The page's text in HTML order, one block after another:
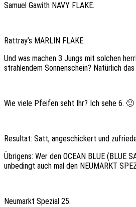
Samuel Gawith NAVY FLAKE.
Rattray’s MARLIN FLAKE.
Und was machen 3 Jungs mit solchen
strahlendem Sonnenschein? Natürlich das
Wie viele Pfeifen seht Ihr? Ich sehe 6.
Resultat: Satt, angeschickert und
Übrigens: Wer den OCEAN BLUE (BLUE
unbedingt auch mal den NEUMARKT
Neumarkt Spezial 25.